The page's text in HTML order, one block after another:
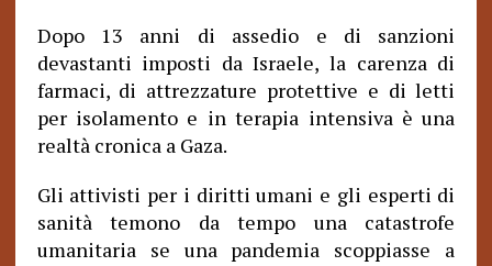
Dopo 13 anni di assedio e di sanzioni
devastanti imposti da Israele, la carenza di
farmaci, di attrezzature protettive e di letti
per isolamento e in terapia intensiva è una
realtà cronica a Gaza.
Gli attivisti per i diritti umani e gli esperti di
sanità temono da tempo una catastrofe
umanitaria se una pandemia scoppiasse a